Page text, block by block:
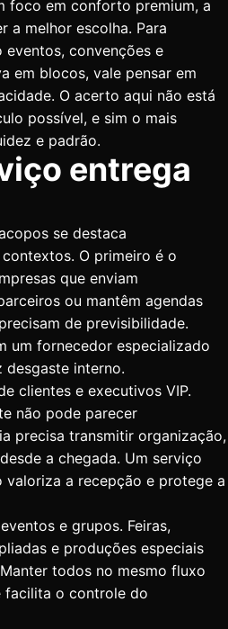
foco em conforto premium, a
a melhor escolha. Para
convenções e
em blocos, vale pensar em
O acerto aqui não está
possível, e sim o mais
e padrão.
entrega
se destaca
O primeiro é o
que enviam
ou mantêm agendas
de previsibilidade.
um fornecedor especializado
desgaste interno.
clientes e executivos VIP.
não pode parecer
precisa transmitir organização,
a chegada. Um serviço
a recepção e protege a
eventos e grupos. Feiras,
e produções especiais
todos no mesmo fluxo
facilita o controle do